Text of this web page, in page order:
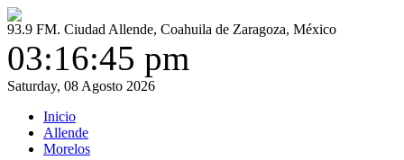
93.9 FM. Ciudad Allende, Coahuila de Zaragoza, México
03:16:45 pm
Saturday, 08 Agosto 2026
Inicio
Allende
Morelos